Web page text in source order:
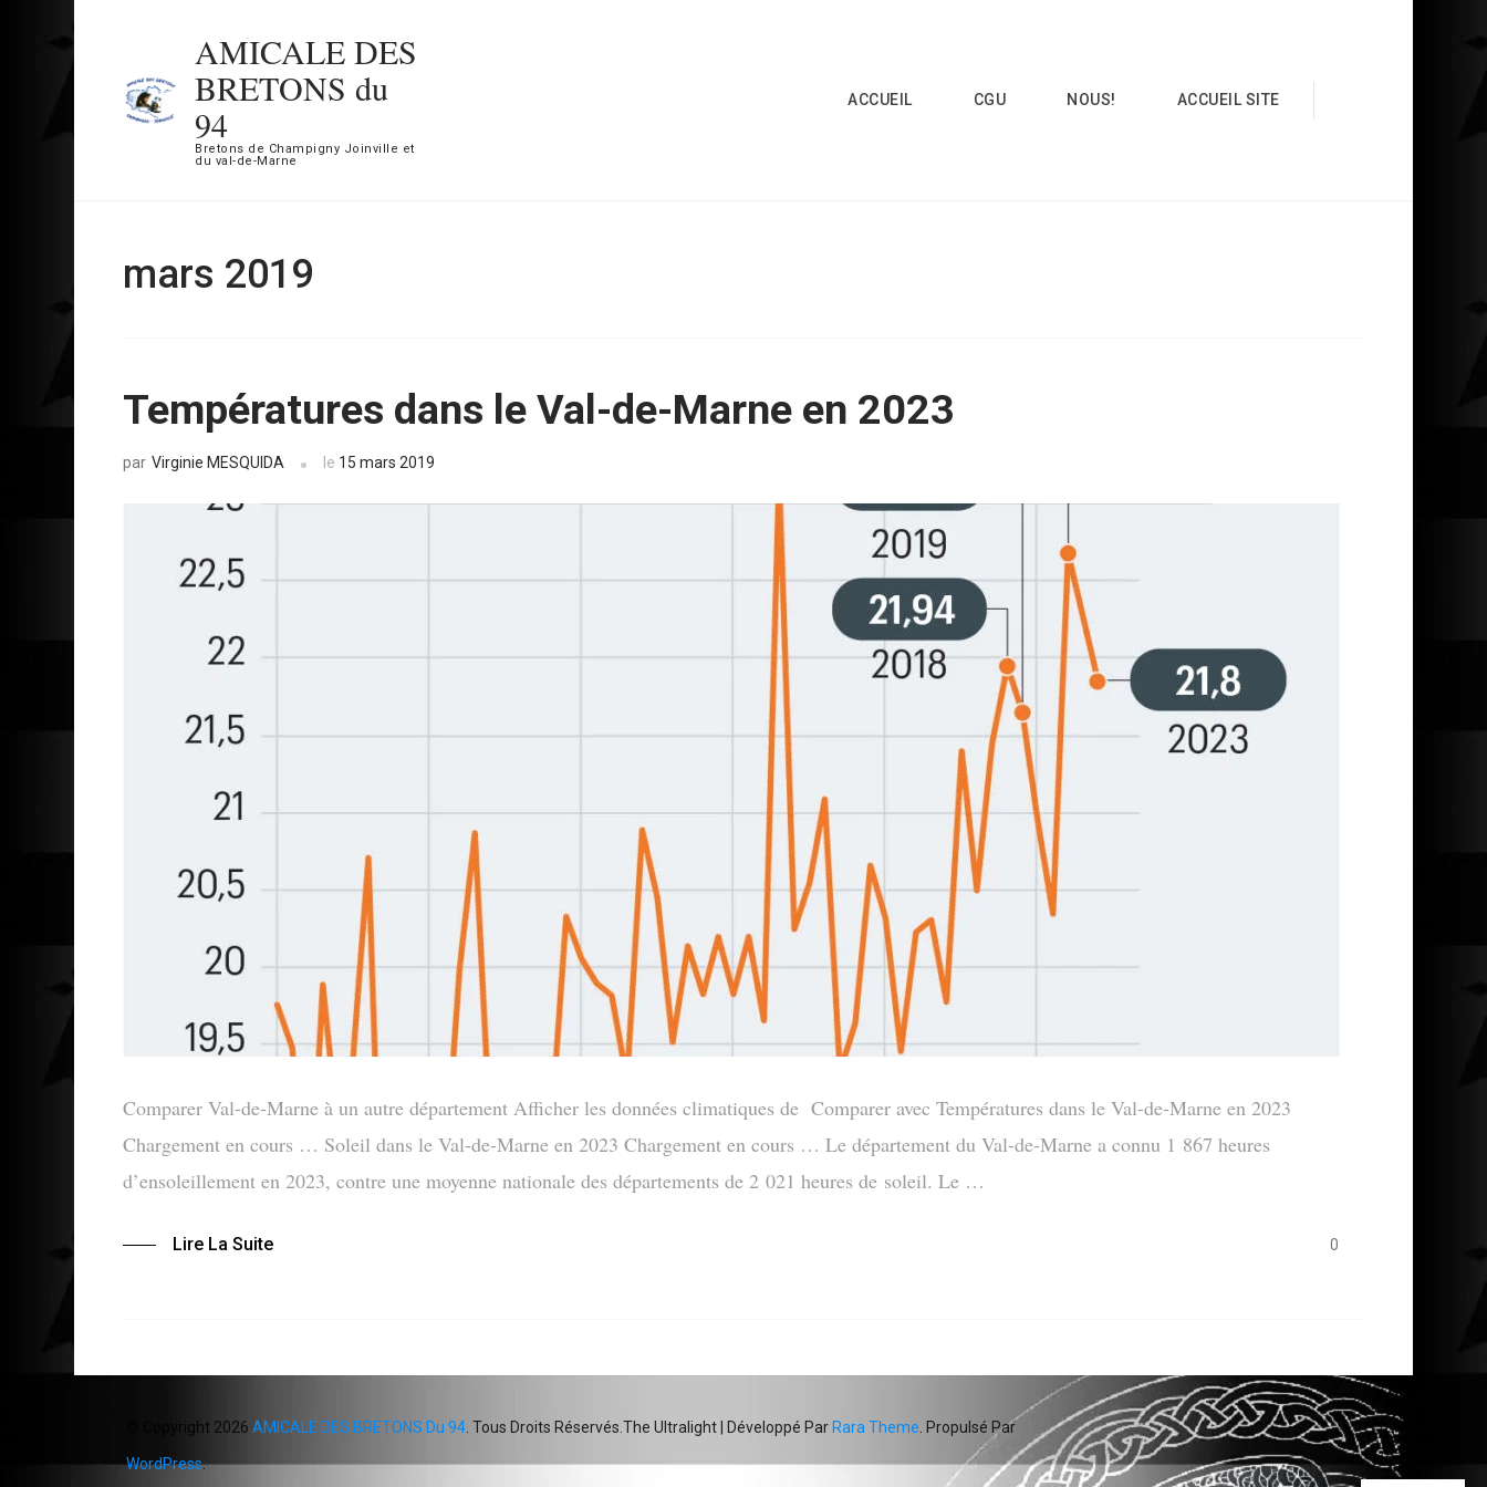
contenu
(Pressez
AMICALE DES
BRETONS du
94
Bretons de Champigny Joinville et
du val-de-Marne
ACCUEIL CGU NOUS! ACCUEIL SITE
mars 2019
Températures dans le Val-de-Marne en 2023
par Virginie MESQUIDA le 15 mars 2019
Comparer Val-de-Marne à un autre département Afficher les données climatiques de Comparer avec Températures dans le Val-de-Marne en 2023
Chargement en cours … Soleil dans le Val-de-Marne en 2023 Chargement en cours … Le département du Val-de-Marne a connu 1 867 heures
d’ensoleillement en 2023, contre une moyenne nationale des départements de 2 021 heures de soleil. Le …
Lire La Suite 0
© Copyright 2026 AMICALE DES BRETONS Du 94. Tous Droits Réservés.The Ultralight | Développé Par Rara Theme . Propulsé Par
WordPress.